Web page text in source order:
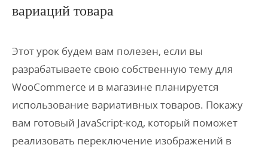
вариаций товара
Этот урок будем вам полезен, если вы
разрабатываете свою собственную тему для
WooCommerce и в магазине планируется
использование вариативных товаров. Покажу
вам готовый JavaScript-код, который поможет
реализовать переключение изображений в